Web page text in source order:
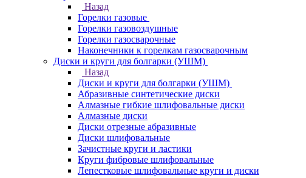
Назад
Горелки газовые
Горелки газовоздушные
Горелки газосварочные
Наконечники к горелкам газосварочным
Диски и круги для болгарки (УШМ)
Назад
Диски и круги для болгарки (УШМ)
Абразивные синтетические диски
Алмазные гибкие шлифовальные диски
Алмазные диски
Диски отрезные абразивные
Диски шлифовальные
Зачистные круги и ластики
Круги фибровые шлифовальные
Лепестковые шлифовальные круги и диски